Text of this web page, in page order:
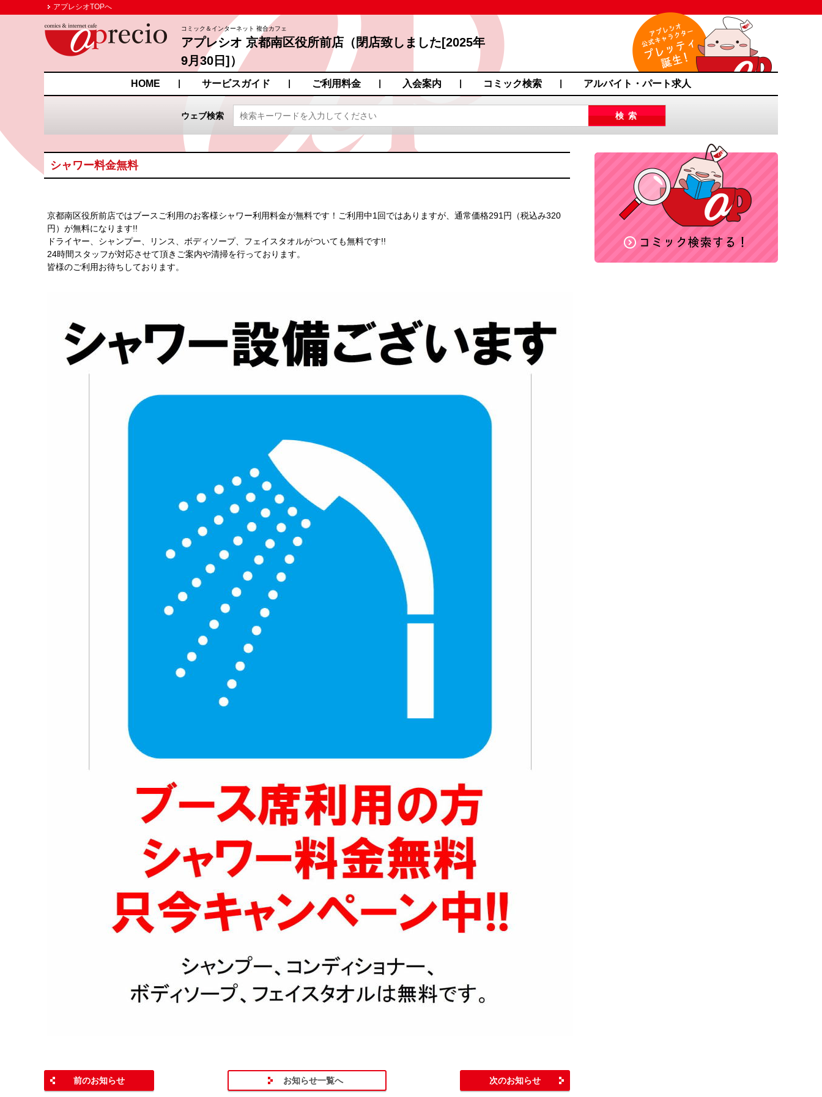
アプレシオTOPへ
コミック＆インターネット 複合カフェ
アプレシオ 京都南区役所前店（閉店致しました[2025年
9月30日]）
京都府京都市南区西九条菅田町１９−７
HOME サービスガイド ご利用料金 入会案内 コミック検索 アルバイト・パート求人
ウェブ検索
シャワー料金無料
京都南区役所前店ではブースご利用のお客様シャワー利用料金が無料です！ご利用中1回ではありますが、通常価格291円（税込み320
円）が無料になります!!
ドライヤー、シャンプー、リンス、ボディソープ、フェイスタオルがついても無料です!!
24時間スタッフが対応させて頂きご案内や清掃を行っております。
皆様のご利用お待ちしております。
前のお知らせ お知らせ一覧へ 次のお知らせ